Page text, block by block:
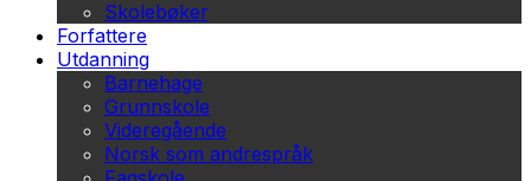
Skolebøker
Forfattere
Utdanning
Barnehage
Grunnskole
Videregående
Norsk som andrespråk